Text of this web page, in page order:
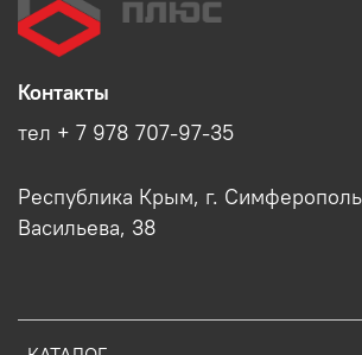
Контакты
тел + 7 978 707-97-35
Республика Крым, г.
Васильева, 38